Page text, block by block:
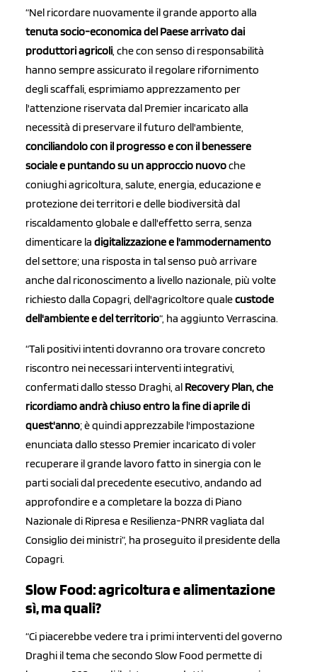
“Nel ricordare nuovamente il grande apporto alla
tenuta socio-economica del Paese arrivato dai
produttori agricoli, che con senso di responsabilità
hanno sempre assicurato il regolare rifornimento
degli scaffali, esprimiamo apprezzamento per
l'attenzione riservata dal Premier incaricato alla
necessità di preservare il futuro dell'ambiente,
conciliandolo con il progresso e con il benessere
sociale e puntando su un approccio nuovoche
coniughi agricoltura, salute, energia, educazione e
protezione dei territori e delle biodiversità dal
riscaldamento globale e dall'effetto serra, senza
dimenticare la digitalizzazione e l'ammodernamento
del settore; una risposta in tal senso può arrivare
anche dal riconoscimento a livello nazionale, più volte
richiesto dalla Copagri, dell'agricoltore qualecustode
dell'ambiente e del territorio“, ha aggiunto Verrascina.
“Tali positivi intenti dovranno ora trovare concreto
riscontro nei necessari interventi integrativi,
confermati dallo stesso Draghi, al Recovery Plan, che
ricordiamo andrà chiuso entro la fine di aprile di
quest'anno; è quindi apprezzabile l'impostazione
enunciata dallo stesso Premier incaricato di voler
recuperare il grande lavoro fatto in sinergia con le
parti sociali dal precedente esecutivo, andando ad
approfondire e a completare la bozza di Piano
Nazionale di Ripresa e Resilienza-PNRR vagliata dal
Consiglio dei ministri”, ha proseguito il presidente della
Copagri.
Slow Food: agricoltura e alimentazione
sì, ma quali?
“Ci piacerebbe vedere tra i primi interventi del governo
Draghi il tema che secondo Slow Food permette di